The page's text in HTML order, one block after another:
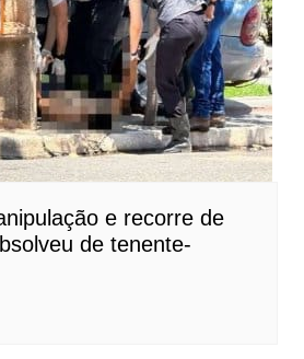
e recorre de
de tenente-